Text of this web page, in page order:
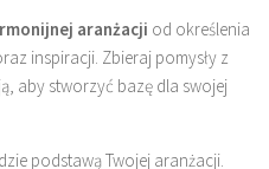
aranżacji od określenia
inspiracji. Zbieraj pomysły z
aby stworzyć bazę dla swojej
podstawą Twojej aranżacji.